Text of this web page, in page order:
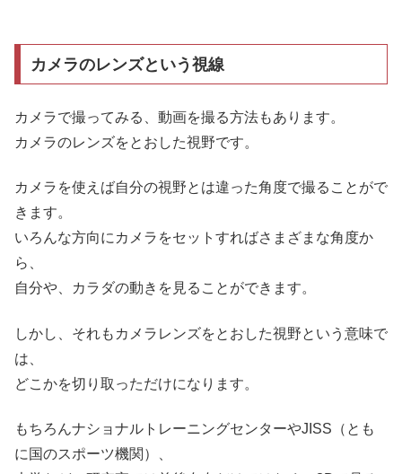
カメラのレンズという視線
カメラで撮ってみる、動画を撮る方法もあります。
カメラのレンズをとおした視野です。
カメラを使えば自分の視野とは違った角度で撮ることがで
きます。
いろんな方向にカメラをセットすればさまざまな角度か
ら、
自分や、カラダの動きを見ることができます。
しかし、それもカメラレンズをとおした視野という意味で
は、
どこかを切り取っただけになります。
もちろんナショナルトレーニングセンターやJISS（とも
に国のスポーツ機関）、